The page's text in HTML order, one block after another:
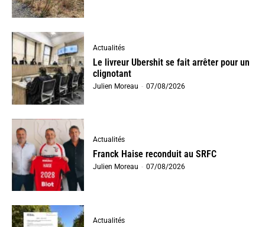
Actualités
Le livreur Ubershit se fait arrêter pour un
clignotant
Julien Moreau - 07/08/2026
Actualités
Franck Haise reconduit au SRFC
Julien Moreau - 07/08/2026
Actualités